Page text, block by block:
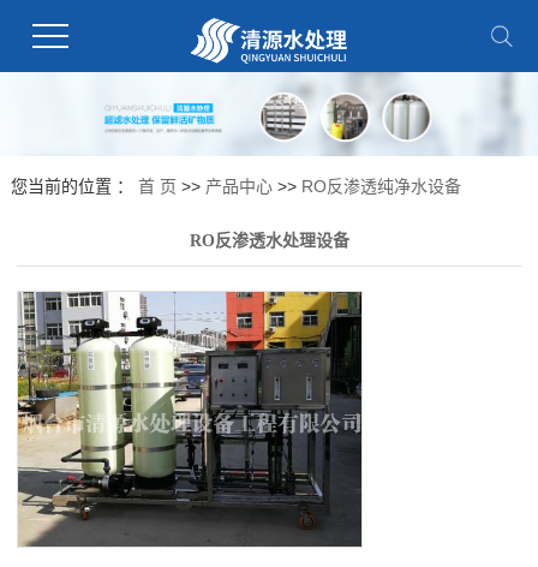
您当前的位置 ： 首 页 >> 产品中心>> RO反渗透纯净水设备
RO反渗透水处理设备